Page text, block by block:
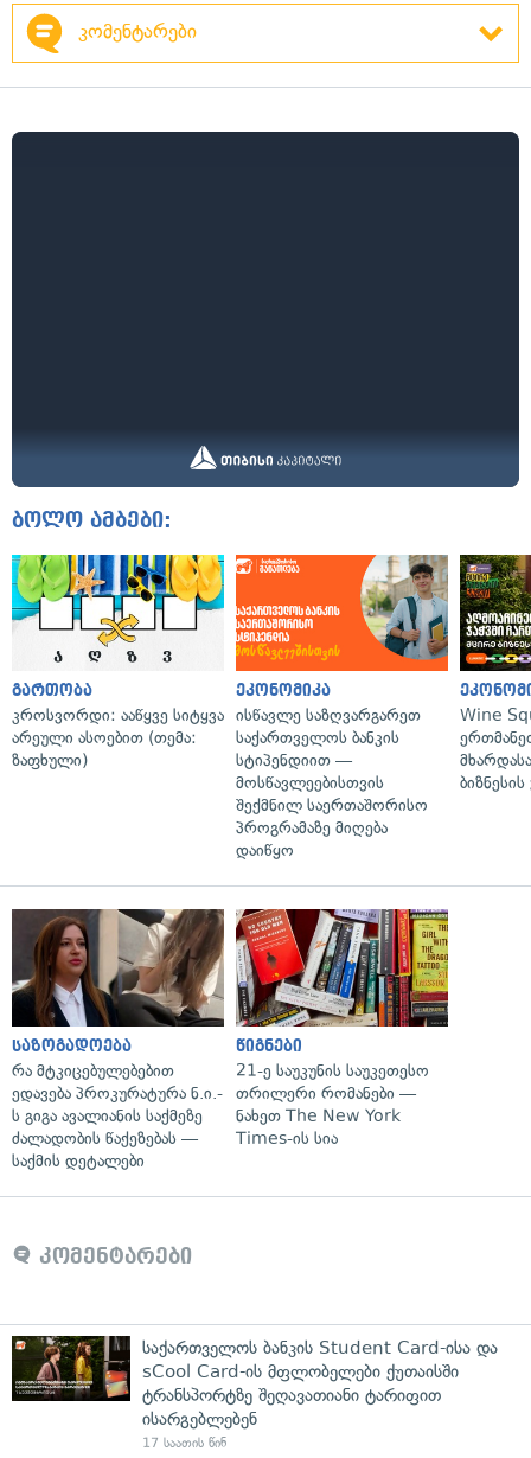
კომენტარები
ბოლო ამბები:
გართობა
კროსვორდი: ააწყვე სიტყვა
არეული ასოებით (თემა:
ზაფხული)
ეკონომიკა
ისწავლე საზღვარგარეთ
საქართველოს ბანკის
სტიპენდიით —
მოსწავლეებისთვის
შექმნილ საერთაშორისო
პროგრამაზე მიღება
დაიწყო
Wine
საზოგადოება
რა მტკიცებულებებით
ედავება პროკურატურა ნ.ი.-
ს გიგა ავალიანის საქმეზე
ძალადობის წაქეზებას —
საქმის დეტალები
წიგნები
21-ე საუკუნის საუკეთესო
თრილერი რომანები —
ნახეთ The New York
Times-ის სია
კომენტარები
საქართველოს ბანკის Student Card-ისა და
sCool Card-ის მფლობელები ქუთაისში
ტრანსპორტზე შეღავათიანი ტარიფით
ისარგებლებენ
17 საათის წინ